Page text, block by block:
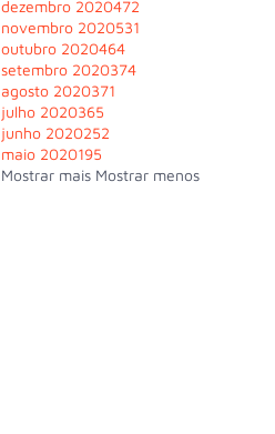
dezembro 2020472
novembro 2020531
outubro 2020464
setembro 2020374
agosto 2020371
julho 2020365
junho 2020252
maio 2020195
Mostrar mais Mostrar menos